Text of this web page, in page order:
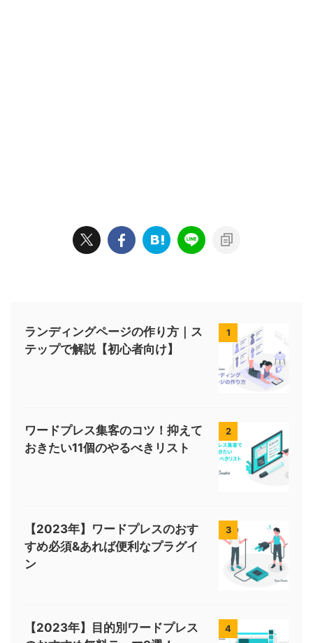
1
ランディングページの作り方｜ス
テップで解説【初心者向け】
2
ワードプレス集客のコツ！抑えて
おきたい11個のやるべきリスト
3
【2023年】ワードプレスのおす
すめ必須&あれば便利なプラグイ
ン
4
【2023年】目的別ワードプレス